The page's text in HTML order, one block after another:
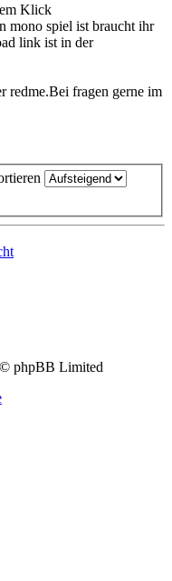
Klick
mono spiel ist braucht ihr
link ist in der
redme.Bei fragen gerne im
phpBB Limited